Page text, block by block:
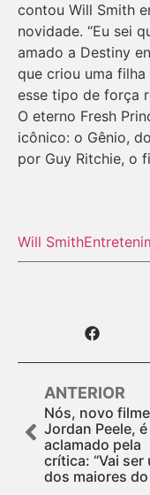
contou Will Smith
novidade. “Eu sei
amado a Destiny
que criou uma
esse tipo de força
O eterno Fresh
icônico: o Gênio,
por Guy Ritchie, o
Will Smith
ANTERIOR
Nós, novo
Jordan Peele, é
aclamado pela
crítica: “Vai ser
dos maiores do